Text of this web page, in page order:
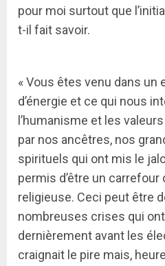
pour moi surtout que
t-il fait savoir.
« Vous êtes venu dans un
d’énergie et ce qui nous
l’humanisme et les
par nos ancêtres, nos
spirituels qui ont mis le
permis d’être un carrefour
religieuse. Ceci peut être
nombreuses crises qui
dernièrement avant les
craignait le pire mais,